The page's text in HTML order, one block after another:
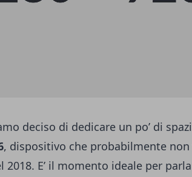
deciso di dedicare un po’ di
, dispositivo che probabilmente
E’ il momento ideale per